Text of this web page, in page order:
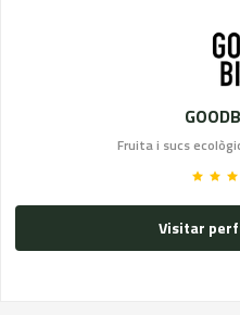
Fruita i sucs
Visitar